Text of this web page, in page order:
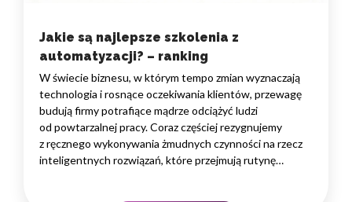
Jakie są najlepsze szkolenia z
automatyzacji? – ranking
W świecie biznesu, w którym tempo zmian wyznaczają
technologia i rosnące oczekiwania klientów, przewagę
budują firmy potrafiące mądrze odciążyć ludzi
od powtarzalnej pracy. Coraz częściej rezygnujemy
z ręcznego wykonywania żmudnych czynności na rzecz
inteligentnych rozwiązań, które przejmują rutynę